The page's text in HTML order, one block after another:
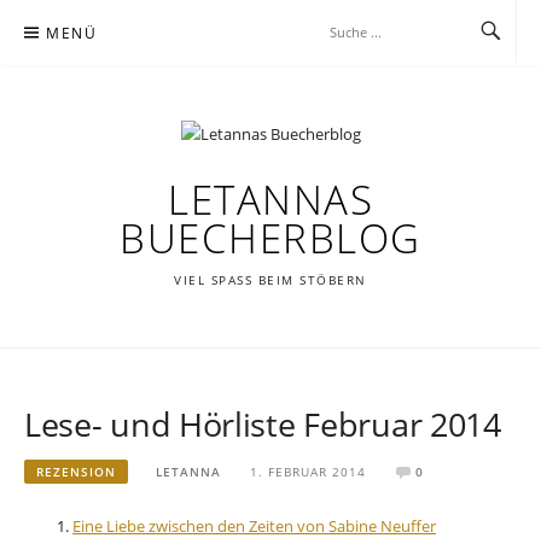
Inhalt MENÜ
LETANNAS
BUECHERBLOG
VIEL SPASS BEIM STÖBERN
Lese- und Hörliste Februar 2014
REZENSION LETANNA 1. FEBRUAR 2014 0
Eine Liebe zwischen den Zeiten von Sabine Neuffer